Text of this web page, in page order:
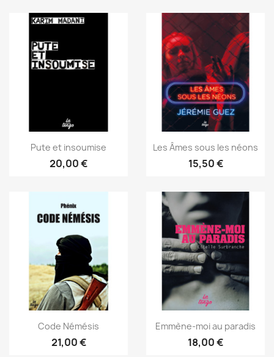
Pute et insoumise
20,00 €
Les Âmes sous les néons
15,50 €
Code Némésis
21,00 €
Emmène-moi au paradis
18,00 €